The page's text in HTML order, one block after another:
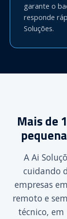
garante o
responde
Soluções.
Mais de
A Ai
cuidando
empresas
remoto e
técnico,